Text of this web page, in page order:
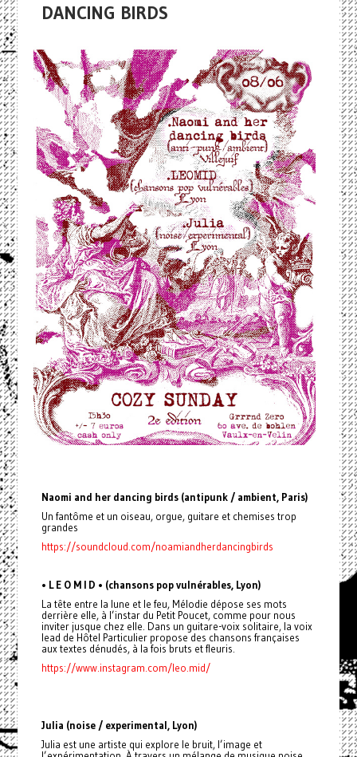
DANCING BIRDS
Naomi and her dancing birds (antipunk / ambient, Paris)
Un fantôme et un oiseau, orgue, guitare et chemises trop
grandes
https://soundcloud.com/noamiandherdancingbirds
• L E O M I D • (chansons pop vulnérables, Lyon)
La tête entre la lune et le feu, Mélodie dépose ses mots
derrière elle, à l’instar du Petit Poucet, comme pour nous
inviter jusque chez elle. Dans un guitare-voix solitaire, la voix
lead de Hôtel Particulier propose des chansons françaises
aux textes dénudés, à la fois bruts et fleuris.
https://www.instagram.com/leo.mid/
Julia (noise / experimental, Lyon)
Julia est une artiste qui explore le bruit, l’image et